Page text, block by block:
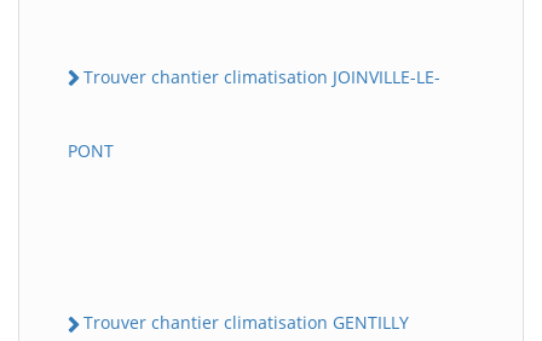
Trouver chantier climatisation JOINVILLE-LE-
PONT
Trouver chantier climatisation GENTILLY